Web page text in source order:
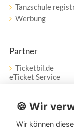
Tanzschule
Werbung
Partner
Ticketbil.de
eTicket Service
Vertrag
🍪 Wir
Wir können